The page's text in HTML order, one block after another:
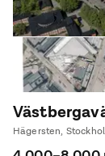
Hägersten,